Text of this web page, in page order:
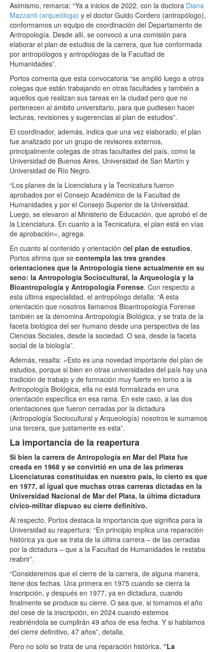
Asimismo, remarca: “Ya a inicios de 2022, con la doctora Diana
Mazzanti (arqueóloga) y el doctor Guido Cordero (antropólogo),
conformamos un equipo de coordinación del Departamento de
Antropología. Desde allí, se convocó a una comisión para
elaborar el plan de estudios de la carrera, que fue conformada
por antropólogos y antropólogas de la Facultad de
Humanidades”.
Portos comenta que esta convocatoria “se amplió luego a otros
colegas que están trabajando en otras facultades y también a
aquellos que realizan sus tareas en la ciudad pero que no
pertenecen al ámbito universitario, para que pudiesen hacer
lecturas, revisiones y sugerencias al plan de estudios”.
El coordinador, además, indica que una vez elaborado, el plan
fue analizado por un grupo de revisores externos,
principalmente colegas de otras facultades del país, como la
Universidad de Buenos Aires, Universidad de San Martín y
Universidad de Río Negro.
“Los planes de la Licenciatura y la Tecnicatura fueron
aprobados por el Consejo Académico de la Facultad de
Humanidades y por el Consejo Superior de la Universidad.
Luego, se elevaron al Ministerio de Educación, que aprobó el de
la Licenciatura. En cuanto a la Tecnicatura, el plan está en vías
de aprobación», agrega.
En cuanto al contenido y orientación del plan de estudios,
Portos afirma que se contempla las tres grandes
orientaciones que la Antropología tiene actualmente en su
seno: la Antropología Sociocultural, la Arqueología y la
Bioantropología y Antropología Forense. Con respecto a
esta última especialidad, el antropólogo detalla: “A esta
orientación que nosotros llamamos Bioantropología Forense
también se la denomina Antropología Biológica, y se trata de la
faceta biológica del ser humano desde una perspectiva de las
Ciencias Sociales, desde la sociedad. O sea, desde la faceta
social de la biología”.
Además, resalta: «Esto es una novedad importante del plan de
estudios, porque si bien en otras universidades del país hay una
tradición de trabajo y de formación muy fuerte en torno a la
Antropología Biológica, ella no está formalizada en una
orientación específica en esa rama. En este caso, a las dos
orientaciones que fueron cerradas por la dictadura
(Antropología Sociocultural y Arqueología) nosotros le sumamos
una tercera, que justamente es esta”.
La importancia de la reapertura
Si bien la carrera de Antropología en Mar del Plata fue
creada en 1968 y se convirtió en una de las primeras
Licenciaturas constituidas en nuestro país, lo cierto es que
en 1977, al igual que muchas otras carreras dictadas en la
Universidad Nacional de Mar del Plata, la última dictadura
cívico-militar dispuso su cierre definitivo.
Al respecto, Portos destaca la importancia que significa para la
Universidad su reapertura: “En principio implica una reparación
histórica ya que se trata de la última carrera – de las cerradas
por la dictadura – que a la Facultad de Humanidades le restaba
reabrir”.
“Consideremos que el cierre de la carrera, de alguna manera,
tiene dos fechas. Una primera en 1975 cuando se cierra la
inscripción, y después en 1977, ya en dictadura, cuando
finalmente se produce su cierre. O sea que, si tomamos el año
del cese de la inscripción, en 2024 cuando estemos
reabriéndola se cumplirán 49 años de esa fecha. Y si hablamos
del cierre definitivo, 47 años”, detalla.
Pero no solo se trata de una reparación histórica. “La